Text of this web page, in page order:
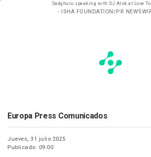
Sadghuru speaking with DJ Alok at Love
- ISHA FOUNDATION/PR
Europa Press Comunicados
Jueves, 31 julio 2025
Publicado: 09:00